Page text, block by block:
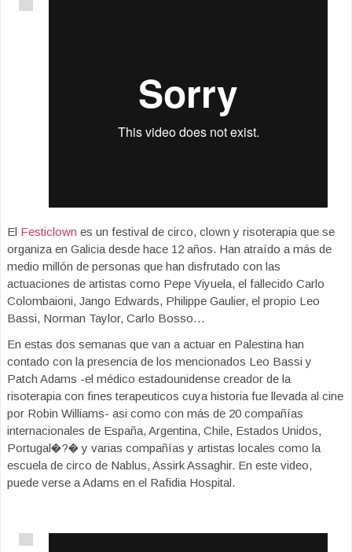
El Festiclown es un festival de circo, clown y risoterapia que se
organiza en Galicia desde hace 12 años. Han atraído a más de
medio millón de personas que han disfrutado con las
actuaciones de artistas como Pepe Viyuela, el fallecido Carlo
Colombaioni, Jango Edwards, Philippe Gaulier, el propio Leo
Bassi, Norman Taylor, Carlo Bosso…
En estas dos semanas que van a actuar en Palestina han
contado con la presencia de los mencionados Leo Bassi y
Patch Adams -el médico estadounidense creador de la
risoterapia con fines terapeuticos cuya historia fue llevada al cine
por Robin Williams- asi como con más de 20 compañías
internacionales de España, Argentina, Chile, Estados Unidos,
Portugal�?� y varias compañías y artistas locales como la
escuela de circo de Nablus, Assirk Assaghir. En este video,
puede verse a Adams en el Rafidia Hospital.